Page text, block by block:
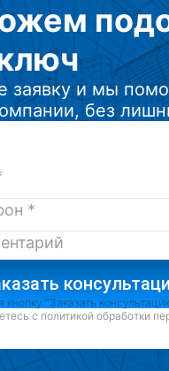
заявку и мы
без
“Заказать
с политикой обработки